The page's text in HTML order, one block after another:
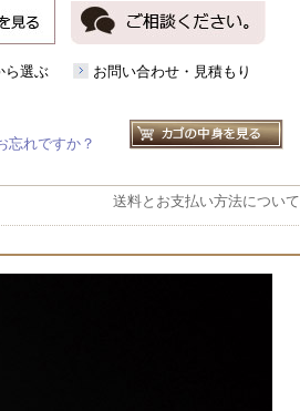
ら選ぶ お問い合わせ・見積もり
忘れですか？
送料とお支払い方法について